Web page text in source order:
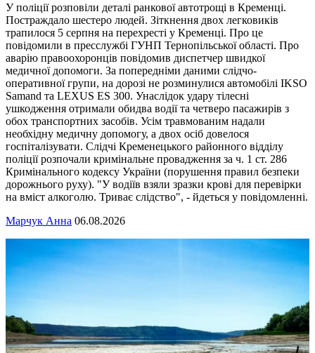
У поліції розповіли деталі ранкової автотрощі в Кременці.
Постраждало шестеро людей. Зіткнення двох легковиків
трапилося 5 серпня на перехресті у Кременці. Про це
повідомили в пресслужбі ГУНП Тернопільської області. Про
аварію правоохоронців повідомив диспетчер швидкої
медичної допомоги. За попередніми даними слідчо-
оперативної групи, на дорозі не розминулися автомобілі IKSO
Samand та LEXUS ES 300. Унаслідок удару тілесні
ушкодження отримали обидва водії та четверо пасажирів з
обох транспортних засобів. Усім травмованим надали
необхідну медичну допомогу, а двох осіб довелося
госпіталізувати. Слідчі Кременецького районного відділу
поліції розпочали кримінальне провадження за ч. 1 ст. 286
Кримінального кодексу України (порушення правил безпеки
дорожнього руху). "У водіїв взяли зразки крові для перевірки
на вміст алкоголю. Триває слідство", - йдеться у повідомленні.
Марчук Анна 06.08.2026